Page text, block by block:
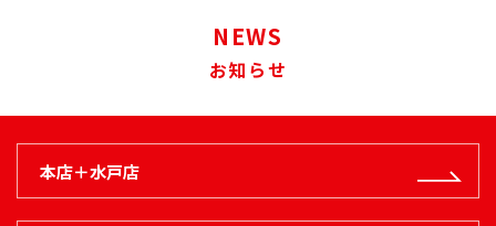
NEWS
お知らせ
本店＋水戸店